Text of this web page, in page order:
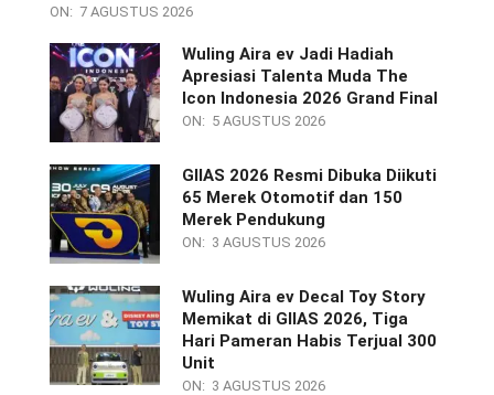
ON: 7 AGUSTUS 2026
Wuling Aira ev Jadi Hadiah
Apresiasi Talenta Muda The
Icon Indonesia 2026 Grand Final
ON: 5 AGUSTUS 2026
GIIAS 2026 Resmi Dibuka Diikuti
65 Merek Otomotif dan 150
Merek Pendukung
ON: 3 AGUSTUS 2026
Wuling Aira ev Decal Toy Story
Memikat di GIIAS 2026, Tiga
Hari Pameran Habis Terjual 300
Unit
ON: 3 AGUSTUS 2026